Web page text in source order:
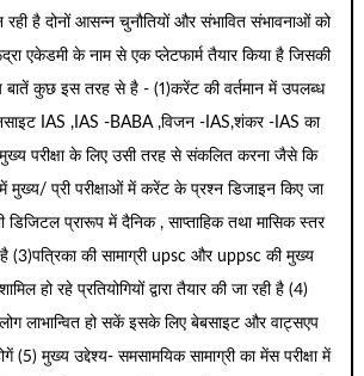
रही है दोनों आसन्न चुनौतियों और संभावित संभावनाओं को
एकेडमी के नाम से एक प्लेटफार्म तैयार किया है जिसकी
बातें कुछ इस तरह से है - (1)करेंट की वर्तमान में उपलब्ध
IAS ,IAS -BABA ,विजन -IAS,शंकर -IAS का
परीक्षा के लिए उसी तरह से संकलित करना जैसे कि
प्री परीक्षाओं में करेंट के प्रश्न डिजाइन किए जा
डिजिटल प्रारूप में दैनिक , साप्ताहिक तथा मासिक स्तर
है (3)पत्रिका की सामाग्री upsc और uppsc की मुख्य
हो रहे प्रतियोगियों द्वारा तैयार की जा रही है (4)
लाभान्वित हो सकें इसके लिए बेबसाइट और वाट्सएप
(5) मुख्य उद्देश्य- समसामयिक सामाग्री का मेंस परीक्षा में